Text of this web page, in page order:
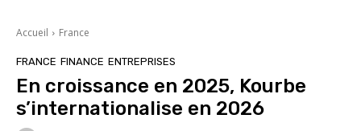
Accueil France
FRANCE FINANCE ENTREPRISES
En croissance en 2025, Kourbe
s’internationalise en 2026